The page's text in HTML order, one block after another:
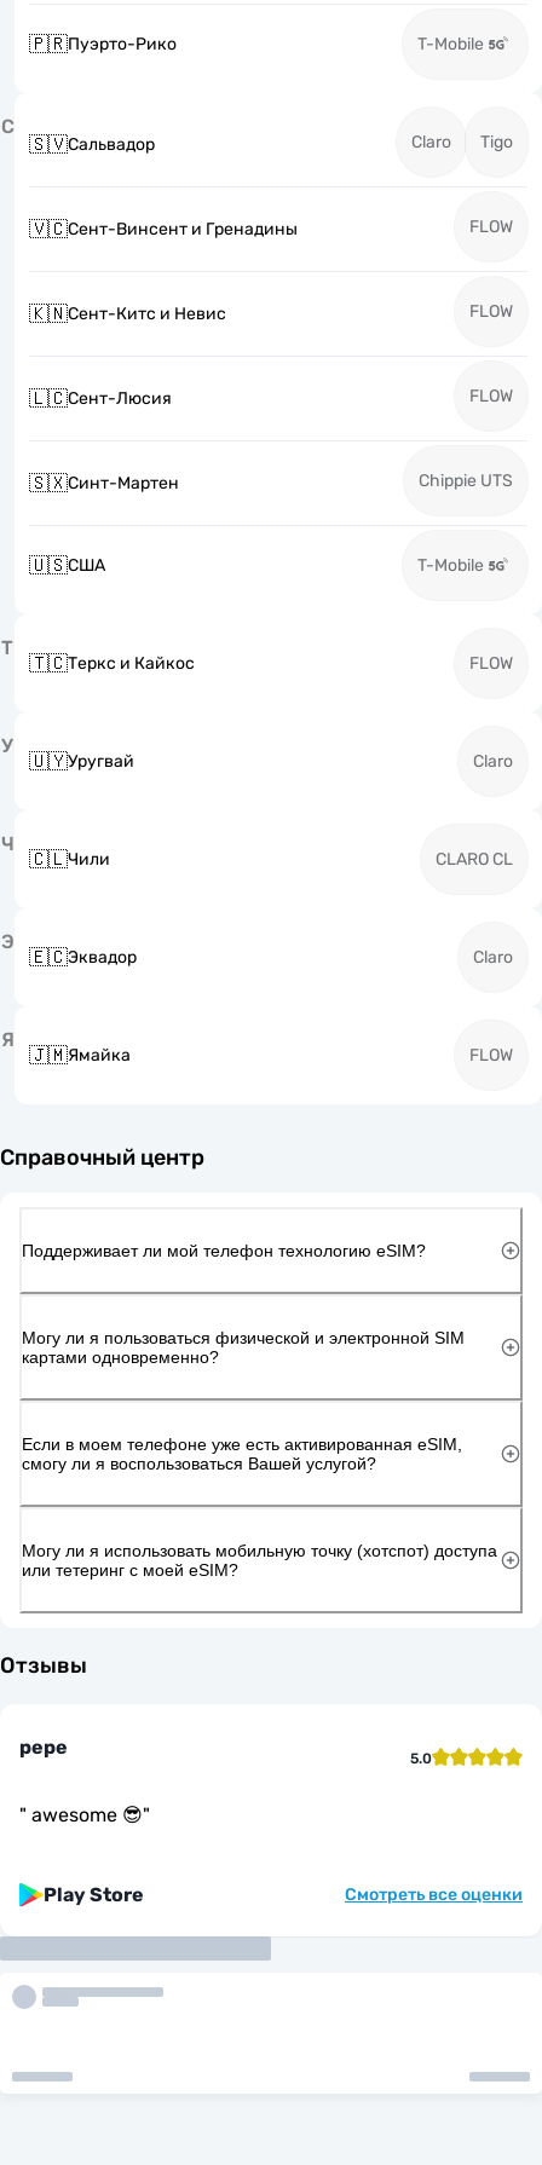
🇵🇷Пуэрто-Рико T-Mobile
С
🇸🇻Сальвадор Claro Tigo
🇻🇨Сент-Винсент и Гренадины FLOW
🇰🇳Сент-Китс и Невис FLOW
🇱🇨Сент-Люсия FLOW
🇸🇽Синт-Мартен Chippie UTS
🇺🇸США T-Mobile
Т
🇹🇨Теркс и Кайкос FLOW
У
🇺🇾Уругвай Claro
Ч
🇨🇱Чили CLARO CL
Э
🇪🇨Эквадор Claro
Я
🇯🇲Ямайка FLOW
Справочный центр
Поддерживает ли мой телефон технологию eSIM?
Могу ли я пользоваться физической и электронной SIM
картами одновременно?
Если в моем телефоне уже есть активированная eSIM,
смогу ли я воспользоваться Вашей услугой?
Могу ли я использовать мобильную точку (хотспот) доступа
или тетеринг с моей eSIM?
Отзывы
pepe 5.0
" awesome 😎"
Play Store Смотреть все оценки